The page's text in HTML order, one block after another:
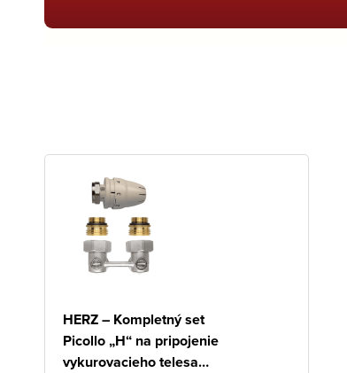
HERZ – Kompletný set
Picollo „H“ na pripojenie
vykurovacieho telesa